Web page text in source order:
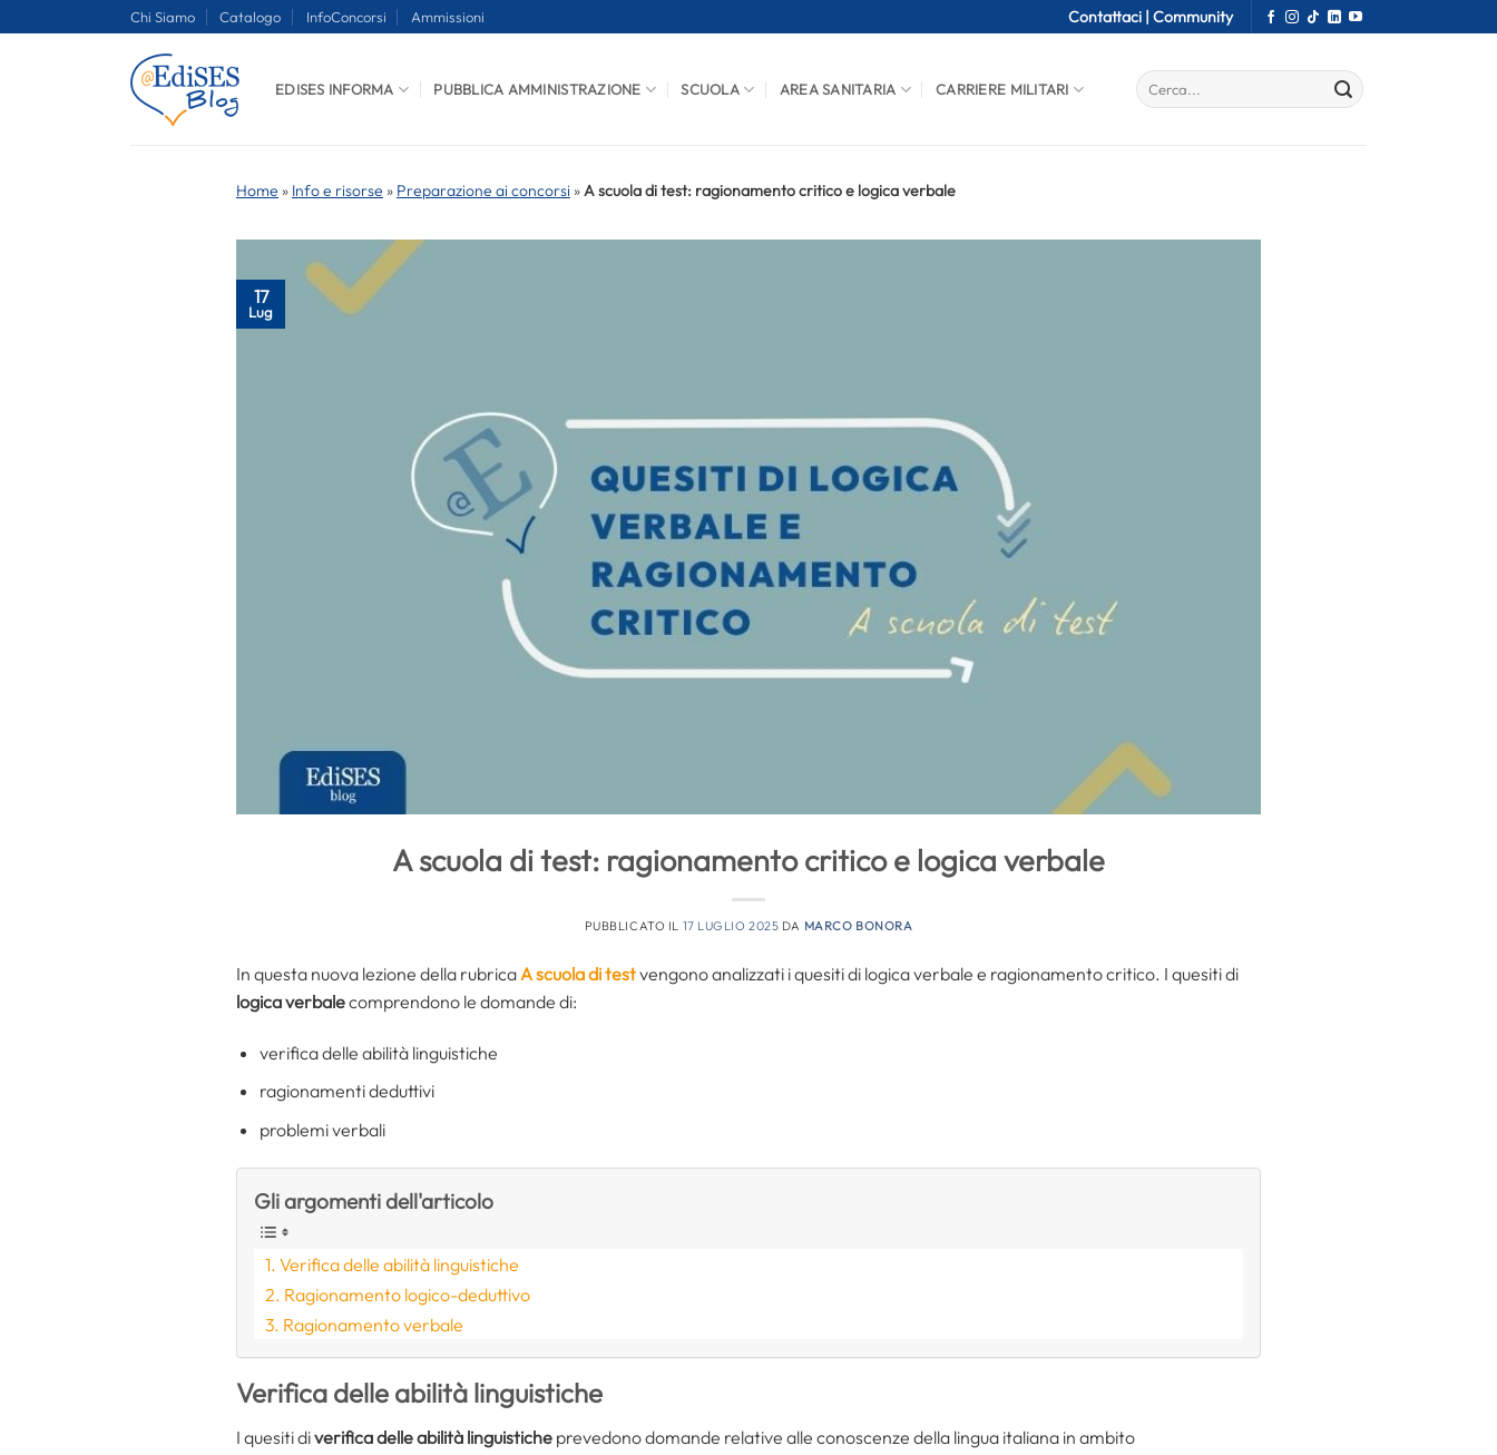
Chi Siamo Catalogo InfoConcorsi Ammissioni Contattaci | Community
EDISES INFORMA PUBBLICA AMMINISTRAZIONE SCUOLA AREA SANITARIA CARRIERE MILITARI
Home » Info e risorse » Preparazione ai concorsi »A scuola di test: ragionamento critico e logica verbale
17
Lug
A scuola di test: ragionamento critico e logica verbale
PUBBLICATO IL 17 LUGLIO 2025 DA MARCO BONORA
In questa nuova lezione della rubrica A scuola di testvengono analizzati i quesiti di logica verbale e ragionamento critico. I quesiti di
logica verbalecomprendono le domande di:
verifica delle abilità linguistiche
ragionamenti deduttivi
problemi verbali
Gli argomenti dell'articolo
Verifica delle abilità linguistiche
Ragionamento logico-deduttivo
Ragionamento verbale
Verifica delle abilità linguistiche
I quesiti diverifica delle abilità linguistiche prevedono domande relative alle conoscenze della lingua italiana in ambito